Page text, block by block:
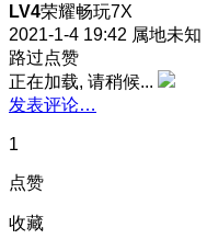
LV4荣耀畅玩7X
2021-1-4 19:42 属地未知
路过点赞
正在加载, 请稍候...
发表评论…
1
点赞
收藏